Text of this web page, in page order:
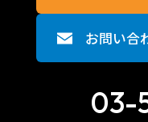
お問い合
03-